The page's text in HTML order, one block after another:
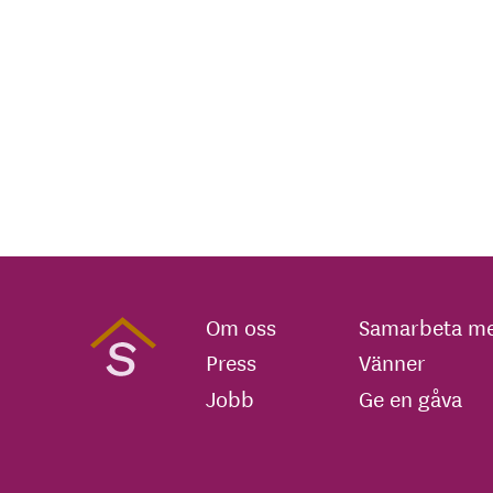
Om oss
Press
Jobb
Samarbeta
Vänner
Ge en gåva